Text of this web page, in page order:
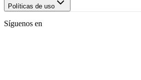
Políticas de uso
Síguenos en